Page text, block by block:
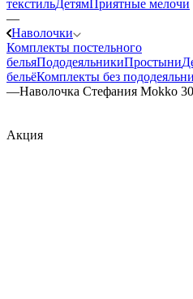
текстильДетямПриятные мелочи
—
Наволочки
Комплекты постельного
бельяПододеяльникиПростыни
бельёКомплекты без
—Наволочка Стефания Mokko
Акция